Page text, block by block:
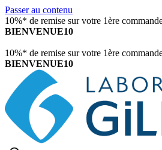
Passer au contenu
10%* de remise sur votre 1ère
BIENVENUE10
10%* de remise sur votre 1ère
BIENVENUE10